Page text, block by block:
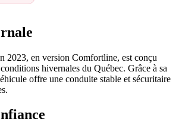
2023, en version Comfortline, est conçu
hivernales du Québec. Grâce à sa
offre une conduite stable et sécuritaire